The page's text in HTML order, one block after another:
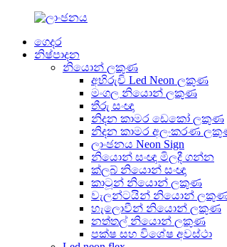
ගෙදර
නිෂ්පාදන
නියොන් ලකුණ
අභිරුචි Led Neon ලකුණ
මංගල නියොන් ලකුණ
තීරු සංඥා
නිදන කාමර ඩෙකෝ ලකුණ
නිදන කාමර අලංකරණ
ලාංඡනය Neon Sign
නියොන් සංඥා මිලදී ගන්න
ක්ලබ් නියොන් සංඥා
කාටූන් නියොන් ලකුණ
වැලන්ටයින් නියොන්
හැලොවීන් නියොන් ලකුණ
නත්තල් නියොන් ලකුණ
පක්ෂ සහ විශේෂ අවස්ථා